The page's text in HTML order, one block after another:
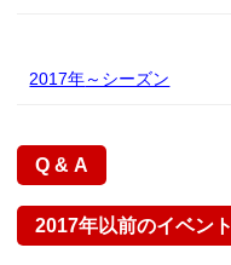
2017年
Q & A
2017年以前のイベント